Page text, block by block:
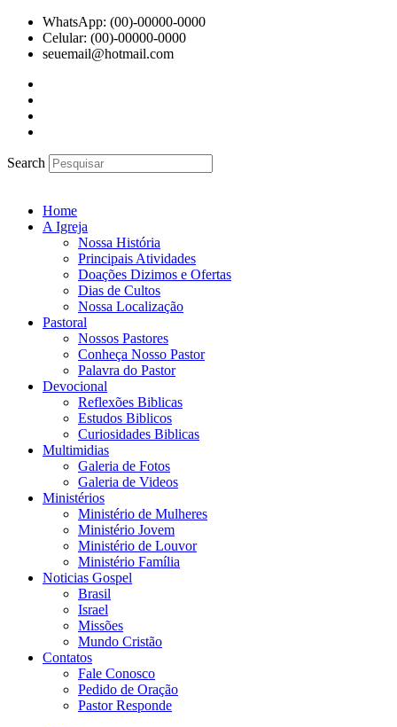
para
WhatsApp: (00)-00000-0000
Celular: (00)-00000-0000
seuemail@hotmail.com
Search
Home
A Igreja
Nossa História
Principais Atividades
Doações Dizimos e Ofertas
Dias de Cultos
Nossa Localização
Pastoral
Nossos Pastores
Conheça Nosso Pastor
Palavra do Pastor
Devocional
Reflexões Biblicas
Estudos Biblicos
Curiosidades Biblicas
Multimidias
Galeria de Fotos
Galeria de Videos
Ministérios
Ministério de Mulheres
Ministério Jovem
Ministério de Louvor
Ministério Família
Noticias Gospel
Brasil
Israel
Missões
Mundo Cristão
Contatos
Fale Conosco
Pedido de Oração
Pastor Responde